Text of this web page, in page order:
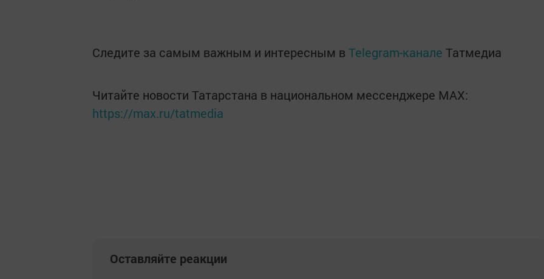
Следите за самым важным и интересным в Telegram-канале Татмедиа
Читайте новости Татарстана в национальном мессенджере MАХ:
https://max.ru/tatmedia
Оставляйте реакции